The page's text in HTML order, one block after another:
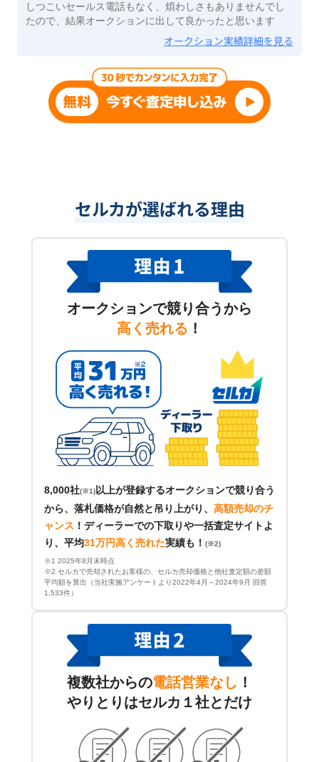
しつこいセールス電話もなく、煩わしさもありませんでし
たので、結果オークションに出して良かったと思います
オークション実績詳細を見る
セルカが選ばれる理由
オークションで競り合うから
高く売れる ！
8,000社(※1) 以上が登録するオークションで競り合う
から、落札価格が自然と吊り上がり、 高額売却のチ
ャンス ！ ディーラーでの下取りや一括査定サイトよ
り、平均31万円高く売れた実績も！ (※2)
※1 2025年8月末時点
※2 セルカで売却されたお客様の、セルカ売却価格と他社査定額の差額
平均額を算出（当社実施アンケートより2022年4月～2024年9月 回答
1,533件）
複数社からの電話営業なし ！
やりとりはセルカ１社とだけ